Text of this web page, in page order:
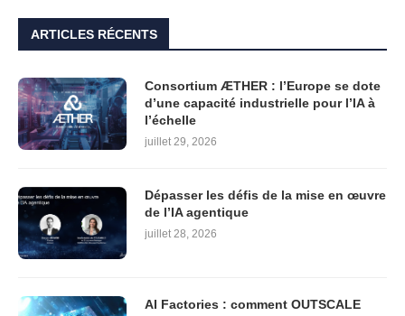
ARTICLES RÉCENTS
Consortium ÆTHER : l’Europe se dote
d’une capacité industrielle pour l’IA à
l’échelle
juillet 29, 2026
Dépasser les défis de la mise en œuvre
de l’IA agentique
juillet 28, 2026
AI Factories : comment OUTSCALE